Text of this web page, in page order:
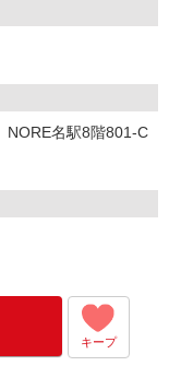
ご連絡します。
事務所面接と選べま
名駅8階801-C
キープ